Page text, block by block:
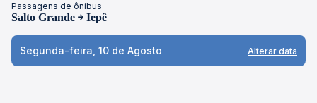
Passagens de ônibus
Salto Grande Iepê
Segunda-feira, 10 de Agosto Alterar data